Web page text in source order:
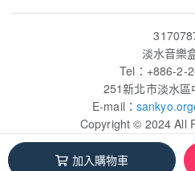
加入購物車
淡水音樂
Tel：+886-2-
251新北市淡水
E-mail：
Copyright © 2024 All